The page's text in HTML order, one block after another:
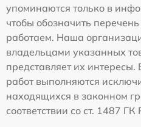
упоминаются только в
чтобы обозначить
работаем. Наша
владельцами указанных
представляет их
работ выполняются
находящихся в законном
соответствии со ст. 1487 ГК